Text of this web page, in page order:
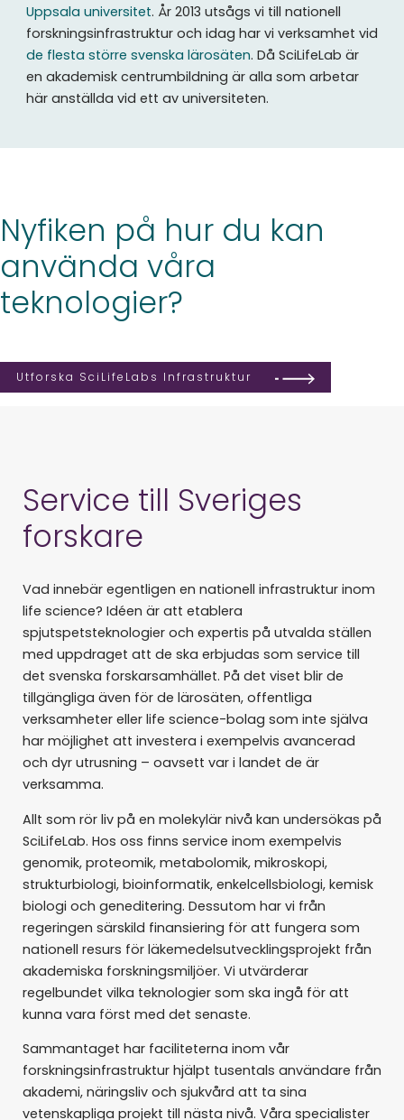
Uppsala universitet. År 2013 utsågs vi till nationell
forskningsinfrastruktur och idag har vi verksamhet vid
de flesta större svenska lärosäten. Då SciLifeLab är
en akademisk centrumbildning är alla som arbetar
här anställda vid ett av universiteten.
Nyfiken på hur du kan
använda våra
teknologier?
Utforska SciLifeLabs Infrastruktur
Service till Sveriges
forskare
Vad innebär egentligen en nationell infrastruktur inom
life science? Idéen är att etablera
spjutspetsteknologier och expertis på utvalda ställen
med uppdraget att de ska erbjudas som service till
det svenska forskarsamhället. På det viset blir de
tillgängliga även för de lärosäten, offentliga
verksamheter eller life science-bolag som inte själva
har möjlighet att investera i exempelvis avancerad
och dyr utrusning – oavsett var i landet de är
verksamma.
Allt som rör liv på en molekylär nivå kan undersökas på
SciLifeLab. Hos oss finns service inom exempelvis
genomik, proteomik, metabolomik, mikroskopi,
strukturbiologi, bioinformatik, enkelcellsbiologi, kemisk
biologi och geneditering. Dessutom har vi från
regeringen särskild finansiering för att fungera som
nationell resurs för läkemedelsutvecklingsprojekt från
akademiska forskningsmiljöer. Vi utvärderar
regelbundet vilka teknologier som ska ingå för att
kunna vara först med det senaste.
Sammantaget har faciliteterna inom vår
forskningsinfrastruktur hjälpt tusentals användare från
akademi, näringsliv och sjukvård att ta sina
vetenskapliga projekt till nästa nivå. Våra specialister